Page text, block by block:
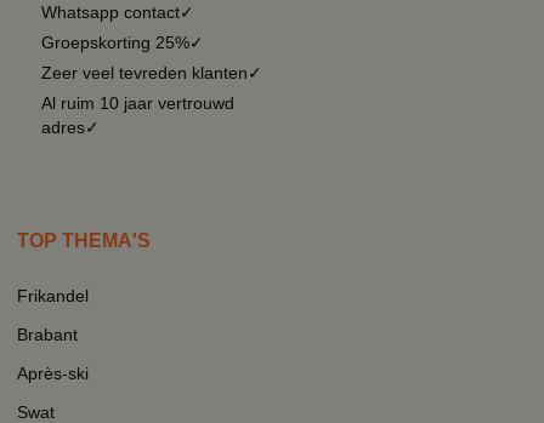
Whatsapp contact✓
Groepskorting 25%✓
Zeer veel tevreden klanten✓
Al ruim 10 jaar vertrouwd
adres✓
TOP THEMA'S
Frikandel
Brabant
Après-ski
Swat